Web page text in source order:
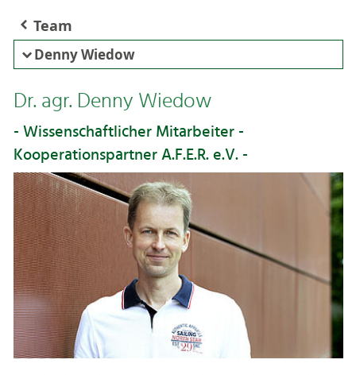
Team
Denny Wiedow
Dr. agr. Denny Wiedow
- Wissenschaftlicher Mitarbeiter -
Kooperationspartner A.F.E.R. e.V. -